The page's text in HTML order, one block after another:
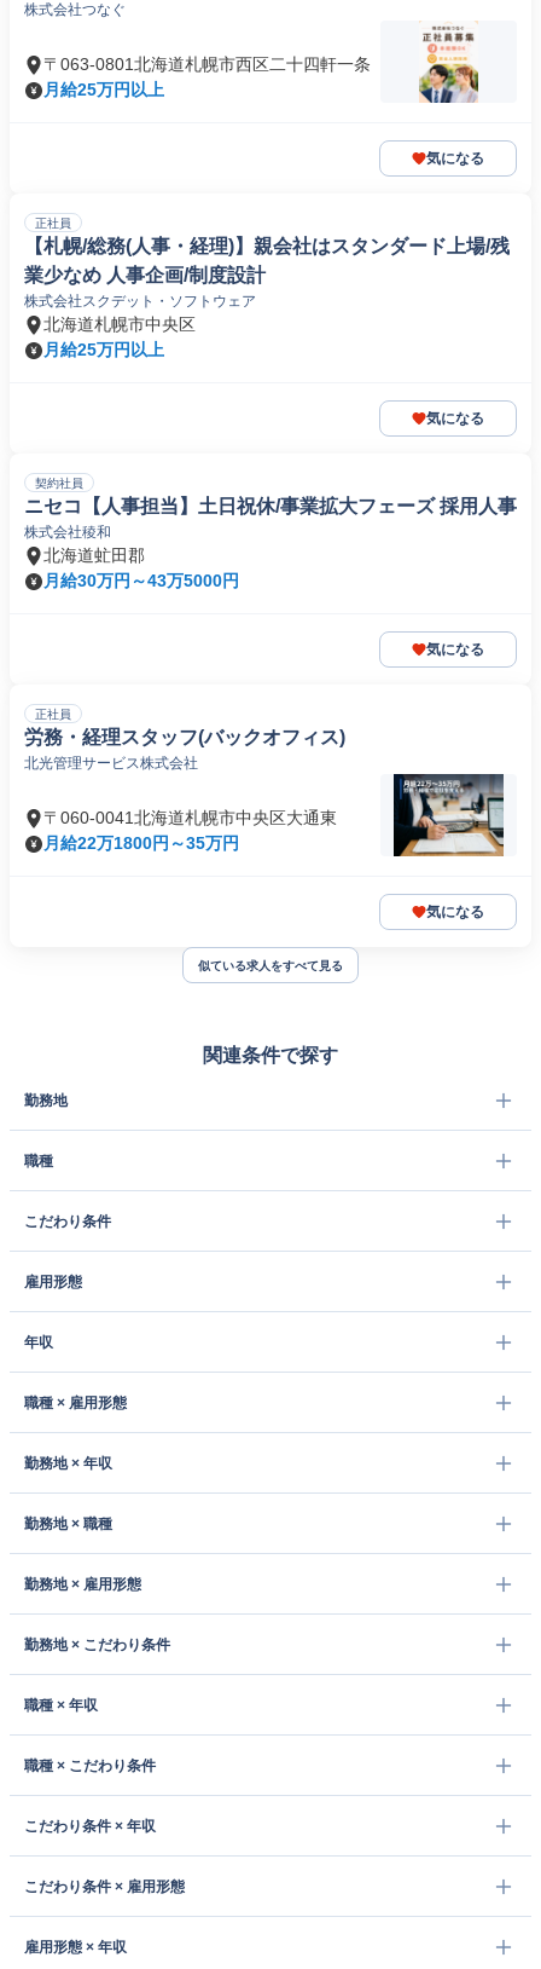
株式会社つなぐ
〒063-0801北海道札幌市西区二十四軒一条
月給25万円以上
気になる
正社員
【札幌/総務(人事・経理)】親会社はスタンダード上場/残
業少なめ 人事企画/制度設計
株式会社スクデット・ソフトウェア
北海道札幌市中央区
月給25万円以上
気になる
契約社員
ニセコ【人事担当】土日祝休/事業拡大フェーズ 採用人事
株式会社稜和
北海道虻田郡
月給30万円～43万5000円
気になる
正社員
労務・経理スタッフ(バックオフィス)
北光管理サービス株式会社
〒060-0041北海道札幌市中央区大通東
月給22万1800円～35万円
気になる
似ている求人をすべて見る
関連条件で探す
勤務地
職種
こだわり条件
雇用形態
年収
職種 × 雇用形態
勤務地 × 年収
勤務地 × 職種
勤務地 × 雇用形態
勤務地 × こだわり条件
職種 × 年収
職種 × こだわり条件
こだわり条件 × 年収
こだわり条件 × 雇用形態
雇用形態 × 年収